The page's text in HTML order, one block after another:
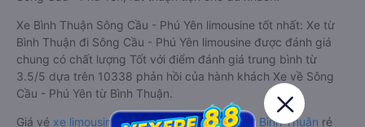
Đây là loại xe Bình Thuận Sông Cầu - Phú Yên có hỗ trợ
đón/trả tận nơi miễn phí tại nội thành Bình Thuận và nội thành
Sông Cầu - Phú Yên, rất thuận tiện cho du khách.
Xe Bình Thuận Sông Cầu - Phú Yên limousine tốt nhất: Xe từ
Bình Thuận đi Sông Cầu - Phú Yên limousine được đánh giá
chung có chất lượng Tốt với điểm đánh giá trung bình từ